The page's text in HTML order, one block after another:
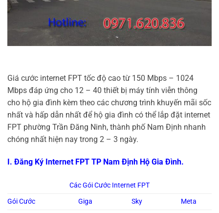
Giá cước internet FPT tốc độ cao từ 150 Mbps – 1024
Mbps đáp ứng cho 12 – 40 thiết bị máy tính viễn thông
cho hộ gia đình kèm theo các chương trình khuyến mãi sốc
nhất và hấp dẫn nhất để hộ gia đình có thể lắp đặt internet
FPT phường Trần Đăng Ninh, thành phố Nam Định nhanh
chóng nhất hiện nay trong 2 – 3 ngày.
I. Đăng Ký Internet FPT TP Nam Định Hộ Gia Đình.
Các Gói Cước Internet FPT
Gói Cước
Giga Sky
Meta